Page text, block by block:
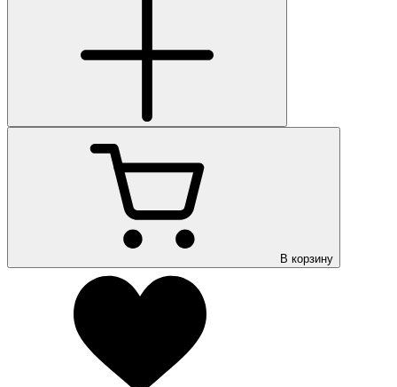
В корзину